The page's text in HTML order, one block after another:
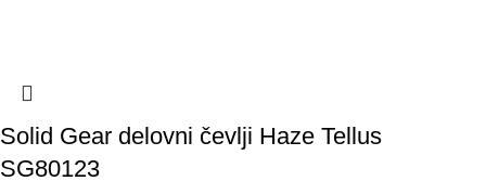
Solid Gear delovni čevlji Haze Tellus
SG80123